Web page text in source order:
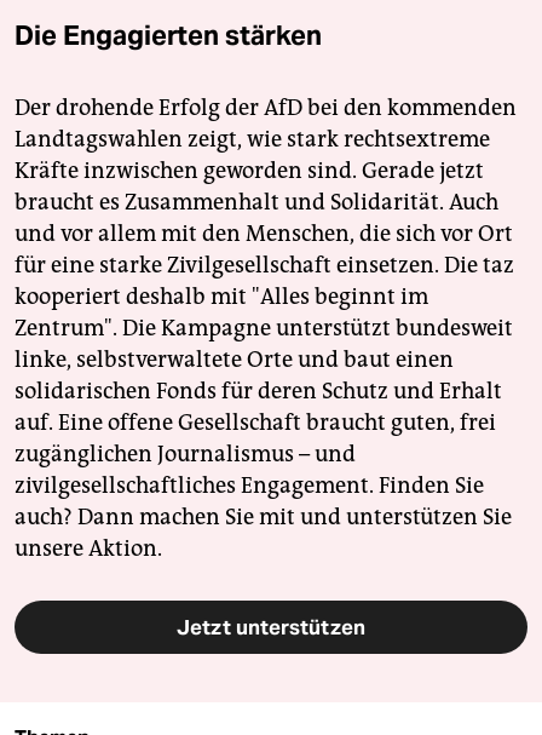
Die Engagierten stärken
Der drohende Erfolg der AfD bei den kommenden
Landtagswahlen zeigt, wie stark rechtsextreme
Kräfte inzwischen geworden sind. Gerade jetzt
braucht es Zusammenhalt und Solidarität. Auch
und vor allem mit den Menschen, die sich vor Ort
für eine starke Zivilgesellschaft einsetzen. Die taz
kooperiert deshalb mit "Alles beginnt im
Zentrum". Die Kampagne unterstützt bundesweit
linke, selbstverwaltete Orte und baut einen
solidarischen Fonds für deren Schutz und Erhalt
auf. Eine offene Gesellschaft braucht guten, frei
zugänglichen Journalismus – und
zivilgesellschaftliches Engagement. Finden Sie
auch? Dann machen Sie mit und unterstützen Sie
unsere Aktion.
Jetzt unterstützen